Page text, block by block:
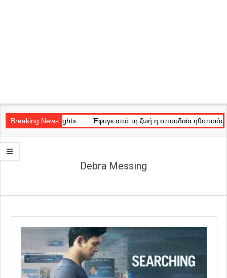
Navigation
Menu
Breaking News
«Ray of Light» Έφυγε από τη ζωή η σπουδαία ηθοποιός Μάρω
Debra Messing